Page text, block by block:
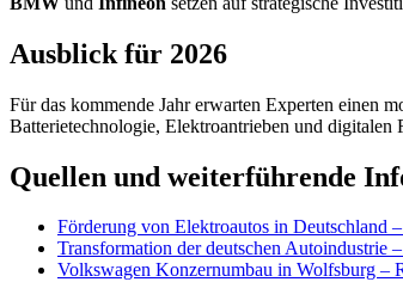
Ausblick für 2026
Für das kommende Jahr erwarten Experten einen
Batterietechnologie, Elektroantrieben und digitalen
Quellen und weiterführende
Förderung von Elektroautos in Deutschland
Transformation der deutschen Autoindustrie
Volkswagen Konzernumbau in Wolfsburg –